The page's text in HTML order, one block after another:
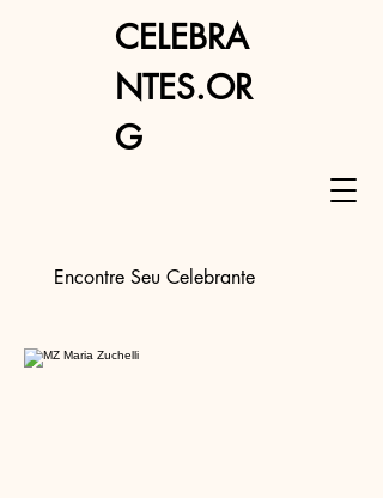
Encontre Seu Celebrante
CELEBRA
NTES.OR
G